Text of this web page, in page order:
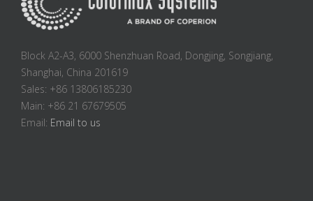
Block A2-A3, 6000 Shenzhuan Road, Dongjing, Songjiang,
Shanghai, China 201619
Sales: +86 13806185230
Main: +86 21 67679505
Email: Email to us